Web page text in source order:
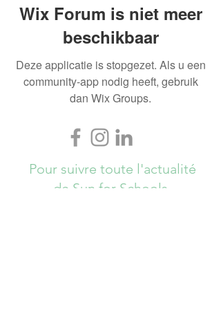
Wix Forum is niet meer
beschikbaar
Deze applicatie is stopgezet. Als u een
community-app nodig heeft, gebruik
dan Wix Groups.
Pour suivre toute l'actualité
de Sun for Schools,